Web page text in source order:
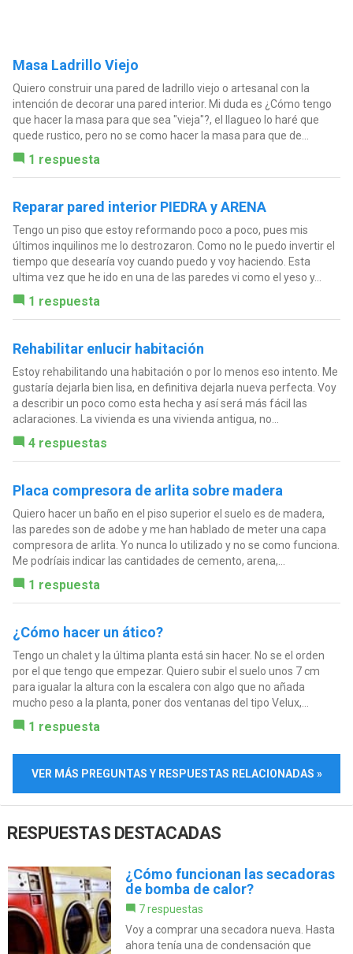
Masa Ladrillo Viejo
Quiero construir una pared de ladrillo viejo o artesanal con la
intención de decorar una pared interior. Mi duda es ¿Cómo tengo
que hacer la masa para que sea "vieja"?, el llagueo lo haré que
quede rustico, pero no se como hacer la masa para que de...
1 respuesta
Reparar pared interior PIEDRA y ARENA
Tengo un piso que estoy reformando poco a poco, pues mis
últimos inquilinos me lo destrozaron. Como no le puedo invertir el
tiempo que desearía voy cuando puedo y voy haciendo. Esta
ultima vez que he ido en una de las paredes vi como el yeso y...
1 respuesta
Rehabilitar enlucir habitación
Estoy rehabilitando una habitación o por lo menos eso intento. Me
gustaría dejarla bien lisa, en definitiva dejarla nueva perfecta. Voy
a describir un poco como esta hecha y así será más fácil las
aclaraciones. La vivienda es una vivienda antigua, no...
4 respuestas
Placa compresora de arlita sobre madera
Quiero hacer un baño en el piso superior el suelo es de madera,
las paredes son de adobe y me han hablado de meter una capa
compresora de arlita. Yo nunca lo utilizado y no se como funciona.
Me podríais indicar las cantidades de cemento, arena,...
1 respuesta
¿Cómo hacer un ático?
Tengo un chalet y la última planta está sin hacer. No se el orden
por el que tengo que empezar. Quiero subir el suelo unos 7 cm
para igualar la altura con la escalera con algo que no añada
mucho peso a la planta, poner dos ventanas del tipo Velux,...
1 respuesta
VER MÁS PREGUNTAS Y RESPUESTAS RELACIONADAS »
RESPUESTAS DESTACADAS
¿Cómo funcionan las secadoras
de bomba de calor?
7 respuestas
Voy a comprar una secadora nueva. Hasta
ahora tenía una de condensación que